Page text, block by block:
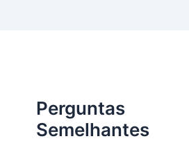
Perguntas
Semelhantes